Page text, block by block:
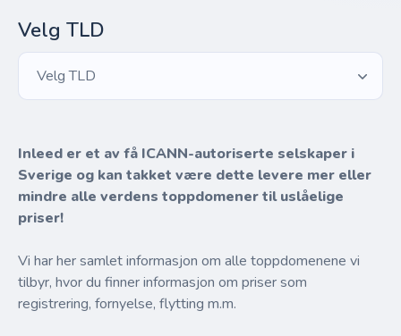
Velg TLD
Velg TLD
Inleed er et av få ICANN-autoriserte selskaper i
Sverige og kan takket være dette levere mer eller
mindre alle verdens toppdomener til uslåelige
priser!
Vi har her samlet informasjon om alle toppdomenene vi
tilbyr, hvor du finner informasjon om priser som
registrering, fornyelse, flytting m.m.